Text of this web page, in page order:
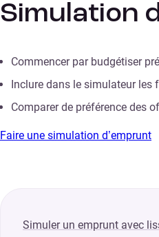
Simulation
Commencer par budgétiser
Inclure dans le simulateur les
Comparer de préférence des
Faire une simulation d’emprunt
Simuler un emprunt avec